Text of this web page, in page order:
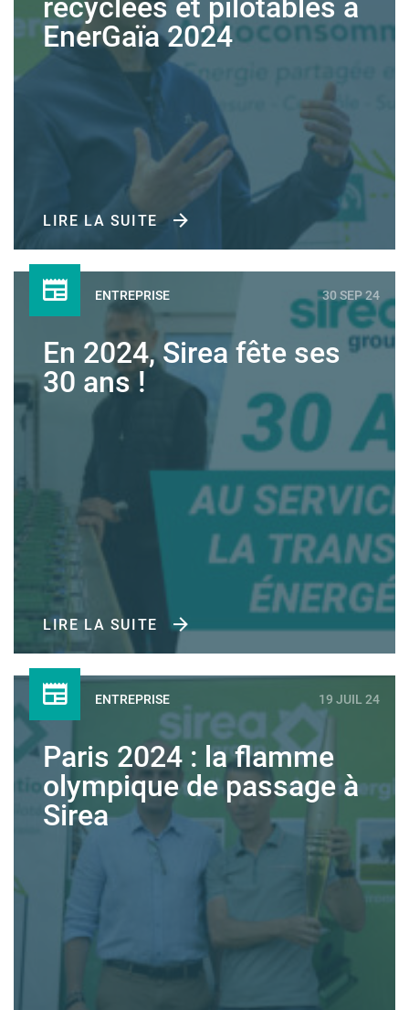
recyclées et pilotables à
EnerGaïa 2024
LIRE LA SUITE
ENTREPRISE 30 SEP 24
En 2024, Sirea fête ses
30 ans !
LIRE LA SUITE
ENTREPRISE 19 JUIL 24
Paris 2024 : la flamme
olympique de passage à
Sirea